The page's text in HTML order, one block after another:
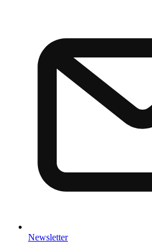
Newsletter